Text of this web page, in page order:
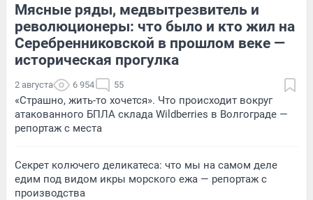
131
Мясные ряды, медвытрезвитель и
революционеры: что было и кто жил на
Серебренниковской в прошлом веке —
историческая прогулка
2 августа 6 954 55
«Страшно, жить-то хочется». Что происходит вокруг
атакованного БПЛА склада Wildberries в Волгограде —
репортаж с места
Секрет колючего деликатеса: что мы на самом деле
едим под видом икры морского ежа — репортаж с
производства